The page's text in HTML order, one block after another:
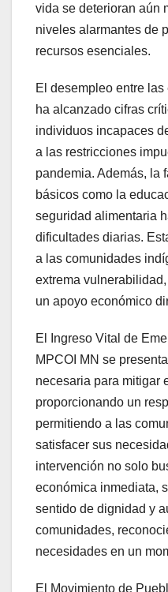
vida se deterioran aún
niveles alarmantes de
recursos esenciales.
El desempleo entre
ha alcanzado cifras
individuos incapaces
a las restricciones
pandemia. Además, la
básicos como la
seguridad alimentaria
dificultades diarias.
a las comunidades
extrema
un apoyo económico
El Ingreso Vital de
MPCOI MN se
necesaria para mitigar
proporcionando un
permitiendo a las
satisfacer sus
intervención no solo
económica inmediata,
sentido de dignidad y
comunidades,
necesidades en un
El Movimiento de